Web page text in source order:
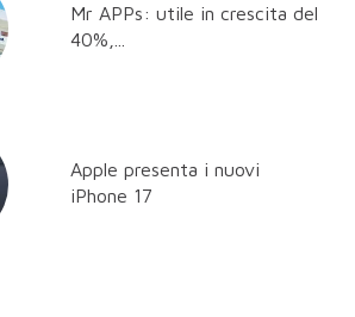
Mr APPs: utile in crescita del
40%,...
Apple presenta i nuovi
iPhone 17